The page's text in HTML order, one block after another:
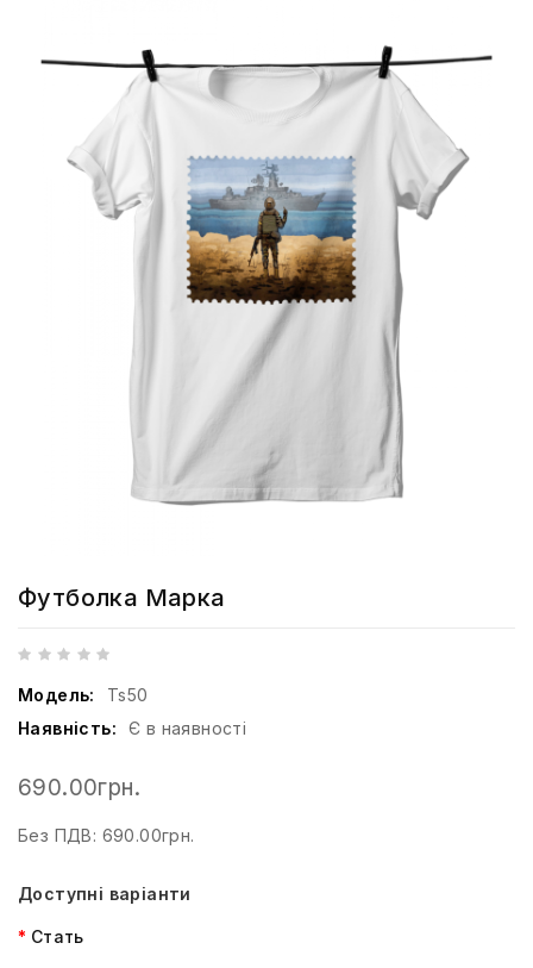
Футболка Марка
Модель:
Ts50
Наявність:
Є в наявності
690.00грн.
Без ПДВ: 690.00грн.
Доступні варіанти
Стать